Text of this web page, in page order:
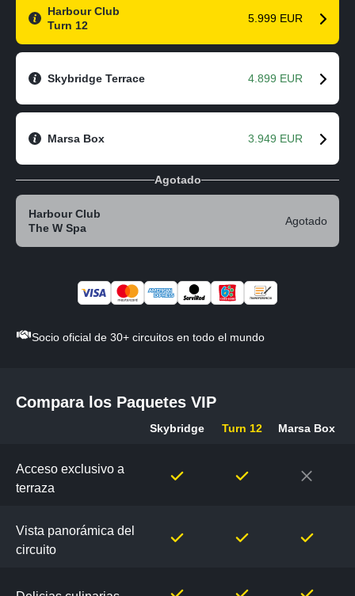
Harbour Club
Turn 12
5.999 EUR
Skybridge Terrace 4.899 EUR
Marsa Box 3.949 EUR
Agotado
Harbour Club
The W Spa
Agotado
Socio oficial de 30+ circuitos en todo el mundo
Compara los Paquetes VIP
Paquetes
Skybridge Turn 12 Marsa Box
Acceso exclusivo a
terraza
Vista panorámica del
circuito